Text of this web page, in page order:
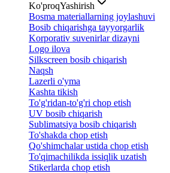
Ko'proqYashirish
Bosma materiallarning joylashuvi
Bosib chiqarishga tayyorgarlik
Korporativ suvenirlar dizayni
Logo ilova
Silkscreen bosib chiqarish
Naqsh
Lazerli o'yma
Kashta tikish
To'g'ridan-to'g'ri chop etish
UV bosib chiqarish
Sublimatsiya bosib chiqarish
To'shakda chop etish
Qo'shimchalar ustida chop etish
To'qimachilikda issiqlik uzatish
Stikerlarda chop etish